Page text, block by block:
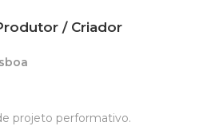
/ Criador
projeto performativo.